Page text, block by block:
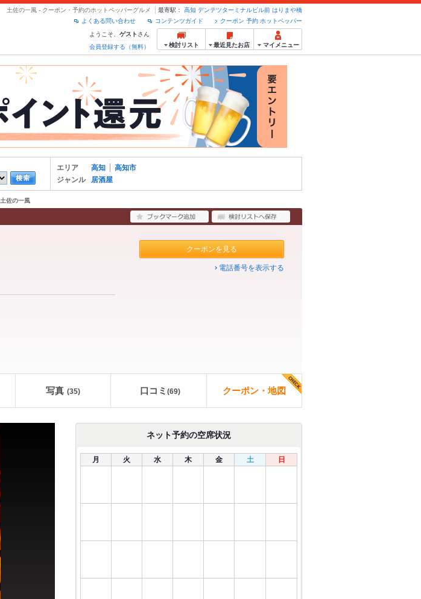
土佐の一風 - クーポン・予約のホットペッパーグルメ 最寄駅： 高知 デンテツターミナルビル前 はりまや橋
クーポン 予約 ホットペッパー
コンテンツガイド
よくある問い合わせ
ようこそ、 ゲスト さん
会員登録する（無料）
検討リスト 最近見たお店 マイメニュー
エリア 高知
高知市
ジャンル
居酒屋
土佐の一風
クーポンを見る
電話番号を表示する
写真 (35) 口コミ (69) クーポン・地図
ネット予約の空席状況
月 火 水 木 金 土 日